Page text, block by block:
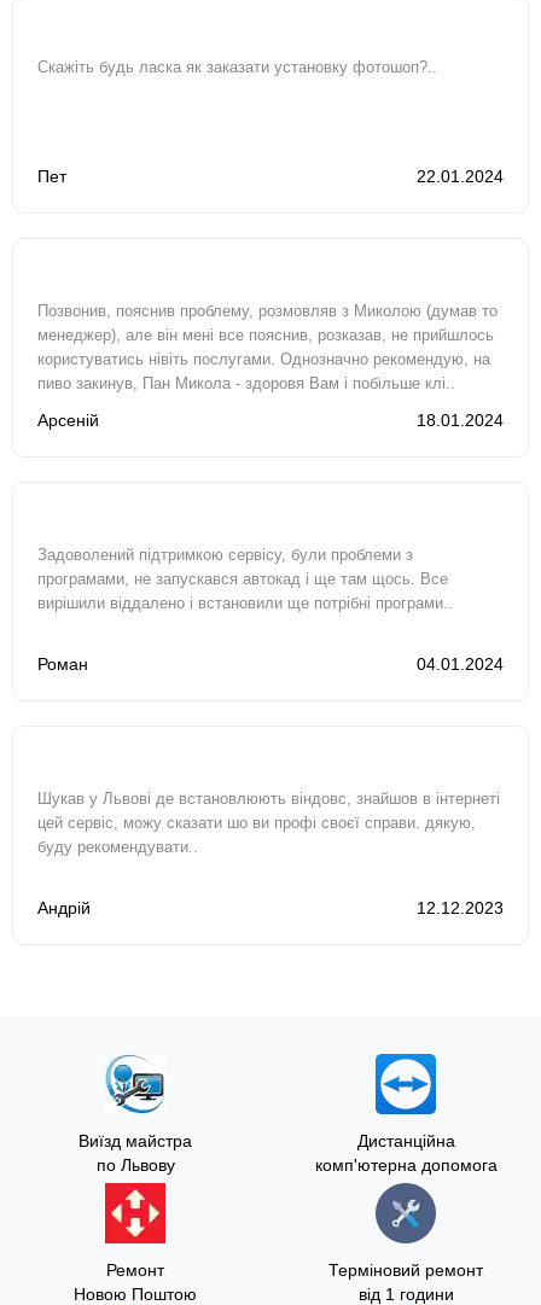
Скажіть будь ласка як заказати установку фотошоп?..
Пет 22.01.2024
Позвонив, пояснив проблему, розмовляв з Миколою (думав то
менеджер), але він мені все пояснив, розказав, не прийшлось
користуватись нівіть послугами. Однозначно рекомендую, на
пиво закинув, Пан Микола - здоровя Вам і побільше клі..
Арсеній 18.01.2024
Задоволений підтримкою сервісу, були проблеми з
програмами, не запускався автокад і ще там щось. Все
вирішили віддалено і встановили ще потрібні програми..
Роман 04.01.2024
Шукав у Львові де встановлюють віндовс, знайшов в інтернеті
цей сервіс, можу сказати шо ви профі своєї справи. дякую,
буду рекомендувати..
Андрій 12.12.2023
Виїзд майстра
по Львову
Дистанційна
комп'ютерна допомога
Ремонт
Новою Поштою
Терміновий ремонт
від 1 години